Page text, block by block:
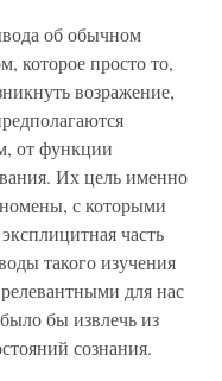
об обычном
которое просто то,
возражение,
от функции
Их цель именно
с которыми
часть
такого изучения
для нас
бы извлечь из
сознания.